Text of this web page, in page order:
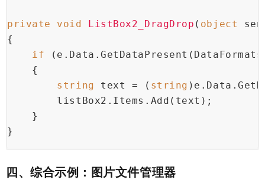
private void ListBox2_DragDrop ( object
{
if
{
string text = ( string
listBox2.Items.Add(text);
}
}
四、综合示例：图片文件管理器